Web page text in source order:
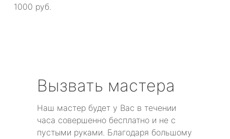
1000 руб.
Вызвать мастера
Наш мастер будет у Вас в течении
часа совершенно бесплатно и не с
пустыми руками. Благодаря большому